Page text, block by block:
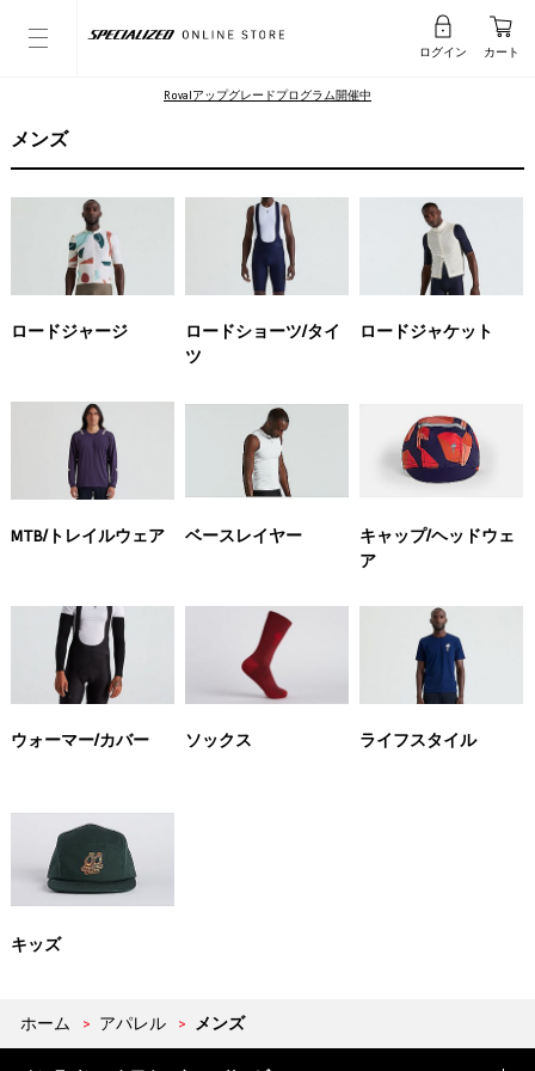
ログイン カート
Rovalアップグレードプログラム開催中
メンズ
ロードジャージ
ロードショーツ/タイ
ツ
ロードジャケット
MTB/トレイルウェア ベースレイヤー
キャップ/ヘッドウェ
ア
ウォーマー/カバー ソックス ライフスタイル
キッズ
ホーム > アパレル > メンズ